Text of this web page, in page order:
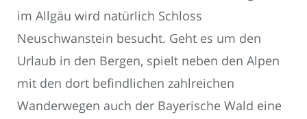
im Allgäu wird natürlich Schloss
Neuschwanstein besucht. Geht es um den
Urlaub in den Bergen, spielt neben den Alpen
mit den dort befindlichen zahlreichen
Wanderwegen auch der Bayerische Wald eine